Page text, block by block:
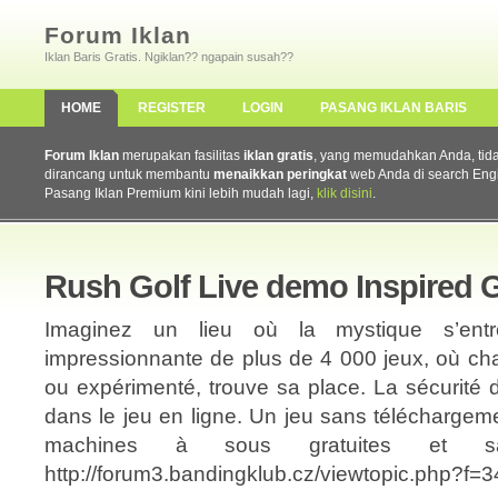
Forum Iklan
Iklan Baris Gratis. Ngiklan?? ngapain susah??
HOME REGISTER LOGIN PASANG IKLAN BARIS
Forum Iklan merupakan fasilitas iklan gratis, yang memudahkan Anda,
dirancang untuk membantu menaikkan peringkat web Anda di search
Pasang Iklan Premium kini lebih mudah lagi, klik disini.
Rush Golf Live demo Inspired
Imaginez un lieu où la mystique
impressionnante de plus de 4 000 jeux, où
ou expérimenté, trouve sa place. La sécurité
dans le jeu en ligne. Un jeu sans
machines à sous gratuites et
http://forum3.bandingklub.cz/